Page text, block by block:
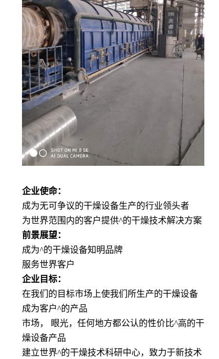
企业使命：
成为无可争议的干燥设备生产的行业领头者
为世界范围内的客户提供^的干燥技术解决方案
前景展望：
成为^的干燥设备知明品牌
服务世界客户
企业目标：
在我们的目标市场上使我们所生产的干燥设备
成为客户^的产品
市场， 眼光，任何地方都公认的性价比^高的干
燥设备产品
建立世界^的干燥技术科研中心，致力于新技术